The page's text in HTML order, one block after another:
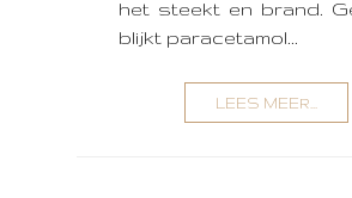
het steekt en brand.
blijkt paracetamol...
LEES MEER...